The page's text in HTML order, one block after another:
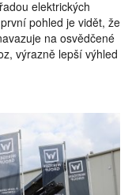
elektrických
pohled je vidět, že
na osvědčené
výrazně lepší výhled